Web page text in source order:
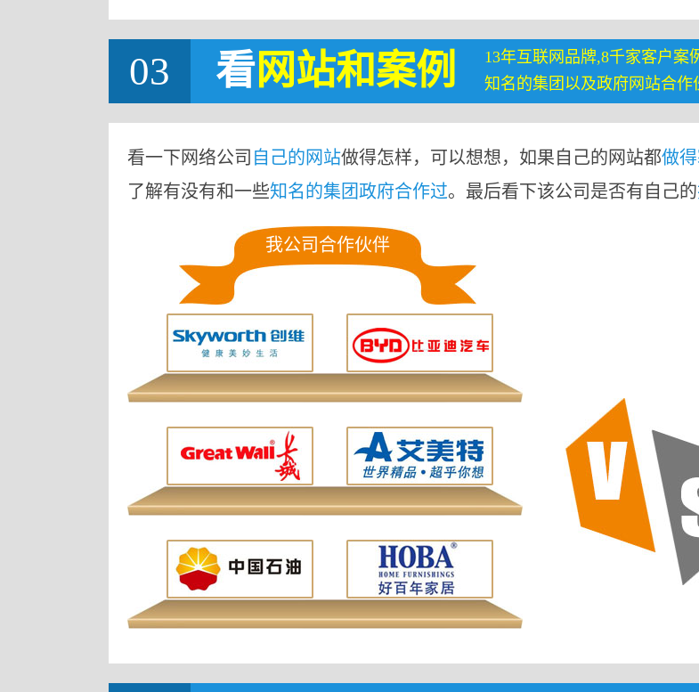
03 看网站和案例
13年互联网品牌,8千家客户案
知名的集团以及政府网站合作
看一下网络公司 自己的网站做得怎样，可以想想，如果自己的网站都做
了解有没有和一些知名的集团政府合作过。最后看下该公司是否有自己的
我公司合作伙伴